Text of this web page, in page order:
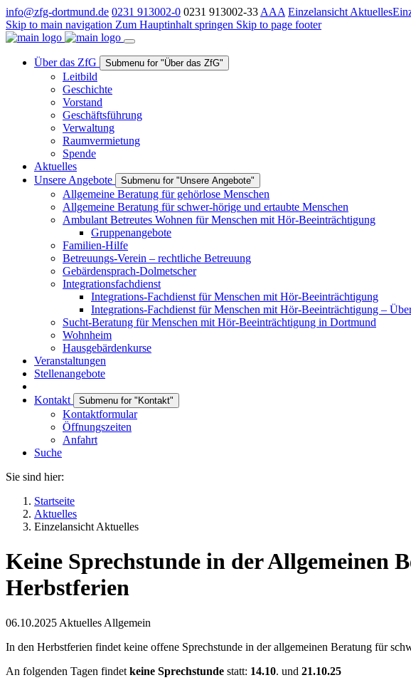
info@zfg-dortmund.de 0231 913002-0 0231 913002-33 AAA Einzelansicht Aktuelles
Skip to main navigation Zum Hauptinhalt springen Skip to page footer
Über das ZfG Submenu for "Über das ZfG"
Leitbild
Geschichte
Vorstand
Geschäftsführung
Verwaltung
Raumvermietung
Spende
Aktuelles
Unsere Angebote
Submenu for "Unsere Angebote"
Allgemeine Beratung für gehörlose Menschen
Allgemeine Beratung für schwer-hörige und ertaubte Menschen
Ambulant Betreutes Wohnen für Menschen mit Hör-Beeinträchtigung
Gruppenangebote
Familien-Hilfe
Betreuungs-Verein – rechtliche Betreuung
Gebärdensprach-Dolmetscher
Integrationsfachdienst
Integrations-Fachdienst für Menschen mit Hör-Beeinträchtigung
Integrations-Fachdienst für Menschen mit Hör-Beeinträchtigung –
Sucht-Beratung für Menschen mit Hör-Beeinträchtigung in Dortmund
Wohnheim
Hausgebärdenkurse
Veranstaltungen
Stellenangebote
Kontakt Submenu for "Kontakt"
Kontaktformular
Öffnungszeiten
Anfahrt
Suche
Sie sind hier:
Startseite
Aktuelles
Einzelansicht Aktuelles
Keine Sprechstunde in der Allgemeinen
Herbstferien
06.10.2025 Aktuelles Allgemein
In den Herbstferien findet keine offene Sprechstunde in der allgemeinen Beratung für
An folgenden Tagen findet keine Sprechstunde statt: 14.10. und 21.10.25